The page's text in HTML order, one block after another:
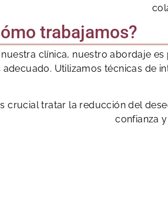
trabajamos?
nuestra clínica, nuestro abordaje
adecuado. Utilizamos técnicas de
crucial tratar la reducción del
confianza